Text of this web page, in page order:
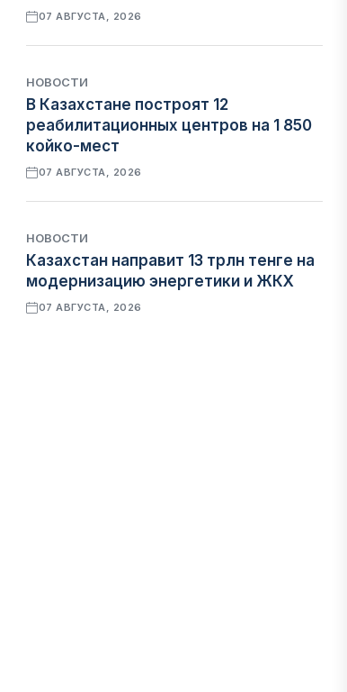
07 АВГУСТА, 2026
НОВОСТИ
В Казахстане построят 12
реабилитационных центров на 1 850
койко-мест
07 АВГУСТА, 2026
НОВОСТИ
Казахстан направит 13 трлн тенге на
модернизацию энергетики и ЖКХ
07 АВГУСТА, 2026